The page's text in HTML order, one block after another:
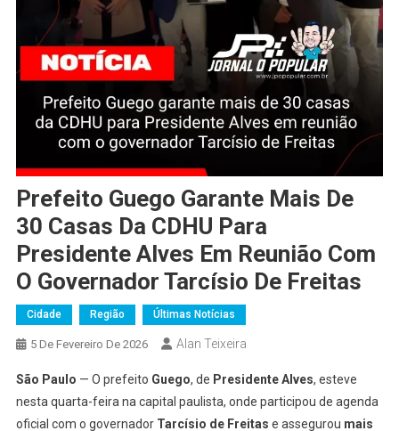
Prefeito Guego Garante Mais De
30 Casas Da CDHU Para
Presidente Alves Em Reunião Com
O Governador Tarcísio De Freitas
Cidade Região Últimas Notícias
5 De Fevereiro De 2026 Alan Teixeira
São Paulo — O prefeito Guego, de Presidente Alves, esteve
nesta quarta-feira na capital paulista, onde participou de agenda
oficial com o governador Tarcísio de Freitas e assegurou mais